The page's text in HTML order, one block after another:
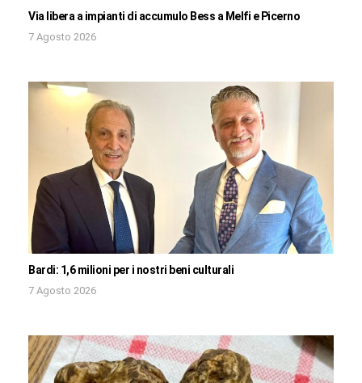
Via libera a impianti di accumulo Bess a Melfi e Picerno
7 Agosto 2026
Bardi: 1,6 milioni per i nostri beni culturali
7 Agosto 2026